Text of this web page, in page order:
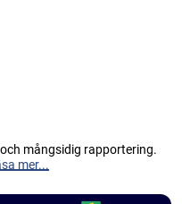
mångsidig rapportering.
mer...